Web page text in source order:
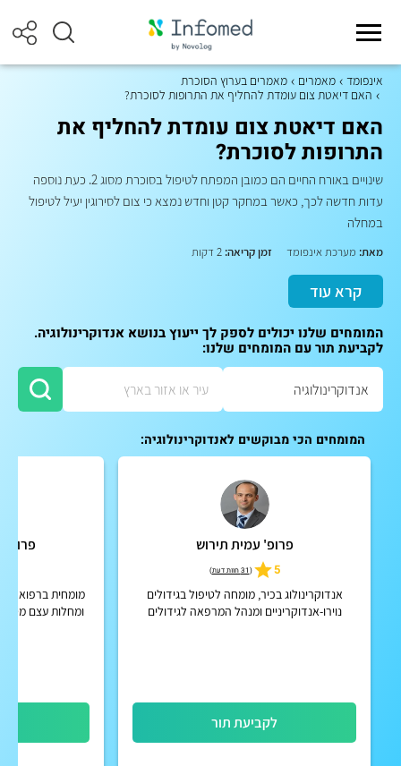
אינפומד מאמרים
מאמרים בערוץ הסוכרת
האם דיאטת צום עומדת להחליף את התרופות לסוכרת?
האם דיאטת צום עומדת להחליף את
התרופות לסוכרת?
שינויים באורח החיים הם כמובן המפתח לטיפול בסוכרת מסוג 2. כעת נוספה
עדות חדשה לכך, כאשר במחקר קטן וחדש נמצא כי צום לסירוגין יעיל לטיפול
במחלה
מאת: מערכת אינפומד זמן קריאה:
קרא עוד
המומחים שלנו יכולים לספק לך ייעוץ בנושא אנדוקרינולוגיה.
לקביעת תור עם המומחים שלנו:
המומחים הכי מבוקשים לאנדוקרינולוגיה:
פרופ' עמית תירוש
5
(31 חוות דעת )
אנדוקרינולוג בכיר, מומחה לטיפול בגידולים
נוירו-אנדוקריניים ומנהל המרפאה לגידולים
לקביעת תור
פרופ'
מומחית ברפואה
ומחלות עצם